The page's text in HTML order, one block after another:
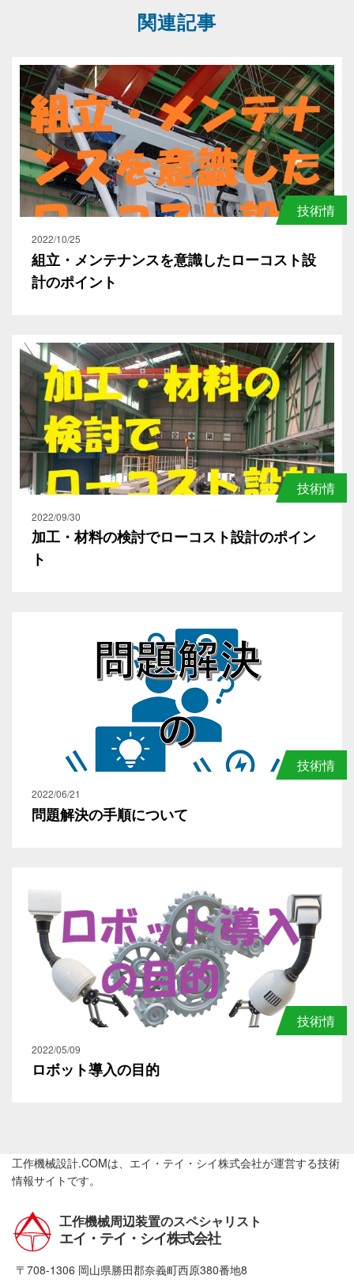
関連記事
技術情
2022/10/25
組立・メンテナンスを意識したローコスト設
計のポイント
技術情
2022/09/30
加工・材料の検討でローコスト設計のポイン
ト
技術情
2022/06/21
問題解決の手順について
技術情
2022/05/09
ロボット導入の目的
工作機械設計.COMは、エイ・テイ・シイ株式会社が運営する技術
情報サイトです。
工作機械周辺装置のスペシャリスト
エイ・テイ・シイ株式会社
〒708-1306 岡山県勝田郡奈義町西原380番地8